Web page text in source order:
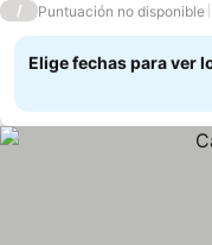
/ Puntuación no disponible
Elige fechas para ver